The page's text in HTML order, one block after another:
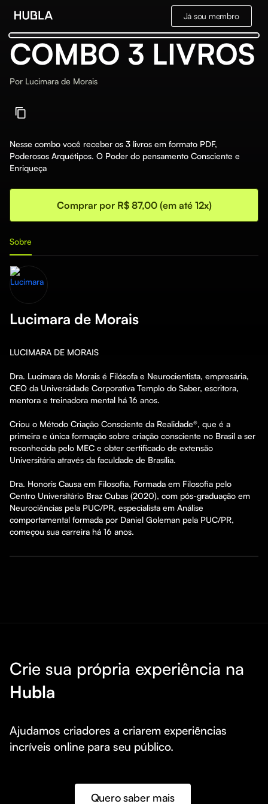
Já sou membro
COMBO 3 LIVROS
Por Lucimara de Morais
Nesse combo você receber os 3 livros em formato PDF,
Poderosos Arquétipos. O Poder do pensamento Consciente e
Enriqueça
Comprar por R$ 87,00 (em até 12x)
Sobre
Lucimara de Morais
LUCIMARA DE MORAIS
Dra. Lucimara de Morais é Filósofa e Neurocientista, empresária,
CEO da Universidade Corporativa Templo do Saber, escritora,
mentora e treinadora mental há 16 anos.
Criou o Método Criação Consciente da Realidade®, que é a
primeira e única formação sobre criação consciente no Brasil a ser
reconhecida pelo MEC e obter certificado de extensão
Universitária através da faculdade de Brasília.
Dra. Honoris Causa em Filosofia, Formada em Filosofia pelo
Centro Universitário Braz Cubas (2020), com pós-graduação em
Neurociências pela PUC/PR, especialista em Análise
comportamental formada por Daniel Goleman pela PUC/PR,
começou sua carreira há 16 anos.
Crie sua própria experiência na
Hubla
Ajudamos criadores a criarem experiências
incríveis online para seu público.
Quero saber mais